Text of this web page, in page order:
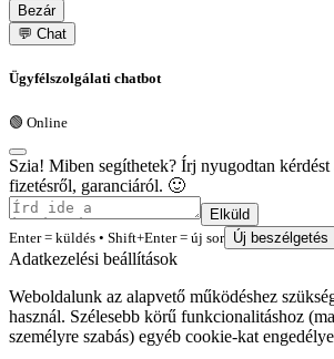
Bezár
💬 Chat
Ügyfélszolgálati chatbot
🟢 Online
Szia! Miben segíthetek? Írj nyugodtan kérdést
fizetésről, garanciáról. 🙂
Elküld
Enter = küldés • Shift+Enter = új sor Új beszélgetés
Adatkezelési beállítások
Weboldalunk az alapvető működéshez
használ. Szélesebb körű funkcionalitáshoz
személyre szabás) egyéb cookie-kat